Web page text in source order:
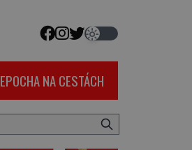
EPOCHA NA CESTÁCH